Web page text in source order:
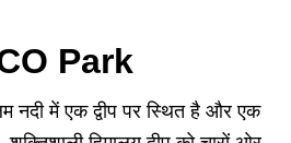
Park
नदी में एक द्वीप पर स्थित है और एक